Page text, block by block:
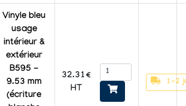
Vinyle bleu
usage
intérieur &
extérieur
B595 -
9.53 mm
(écriture
32.31€
HT
1-2